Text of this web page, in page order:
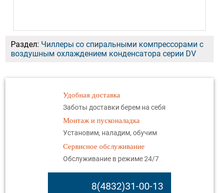
Раздел: Чиллеры со спиральными компрессорами с
воздушным охлаждением конденсатора серии DV
Удобная доставка
Заботы доставки берем на себя
Монтаж и пусконаладка
Установим, наладим, обучим
Сервисное обслуживание
Обслуживание в режиме 24/7
8(4832)31-00-13